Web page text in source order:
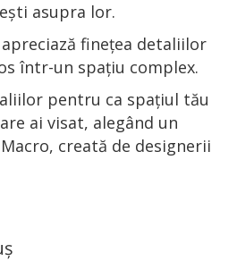
asupra lor.
finețea detaliilor
într-un spațiu complex.
pentru ca spațiul tău
ai visat, alegând un
creată de designerii